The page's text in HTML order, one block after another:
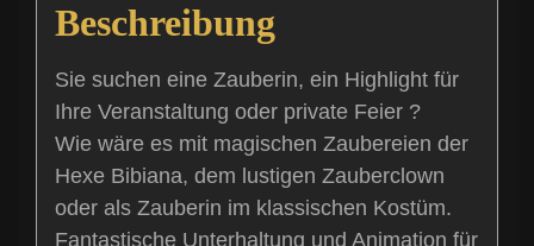
Beschreibung
Sie suchen eine Zauberin, ein Highlight für
Ihre Veranstaltung oder private Feier ?
Wie wäre es mit magischen Zaubereien der
Hexe Bibiana, dem lustigen Zauberclown
oder als Zauberin im klassischen Kostüm.
Fantastische Unterhaltung und Animation für